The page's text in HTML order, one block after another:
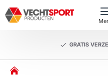
GRATIS
h